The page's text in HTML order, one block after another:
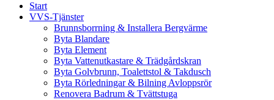
Start
VVS-Tjänster
Brunnsborrning & Installera Bergvärme
Byta Blandare
Byta Element
Byta Vattenutkastare & Trädgårdskran
Byta Golvbrunn, Toalettstol & Takdusch
Byta Rörledningar & Bilning Avloppsrör
Renovera Badrum & Tvättstuga